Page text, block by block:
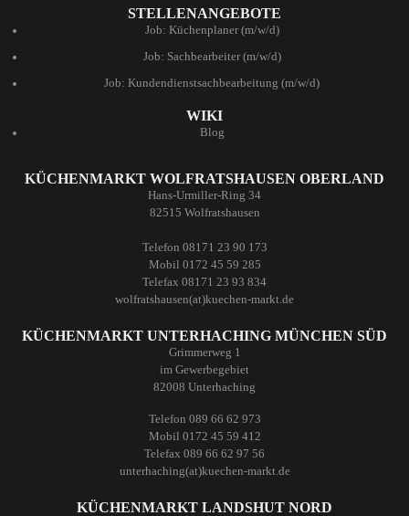
STELLENANGEBOTE
Job: Küchenplaner (m/w/d)
Job: Sachbearbeiter (m/w/d)
Job: Kundendienstsachbearbeitung (m/w/d)
WIKI
Blog
KÜCHENMARKT WOLFRATSHAUSEN OBERLAND
Hans-Urmiller-Ring 34
82515 Wolfratshausen
Telefon 08171 23 90 173
Mobil 0172 45 59 285
Telefax 08171 23 93 834
wolfratshausen(at)kuechen-markt.de
KÜCHENMARKT UNTERHACHING MÜNCHEN SÜD
Grimmerweg 1
im Gewerbegebiet
82008 Unterhaching
Telefon 089 66 62 973
Mobil 0172 45 59 412
Telefax 089 66 62 97 56
unterhaching(at)kuechen-markt.de
KÜCHENMARKT LANDSHUT NORD